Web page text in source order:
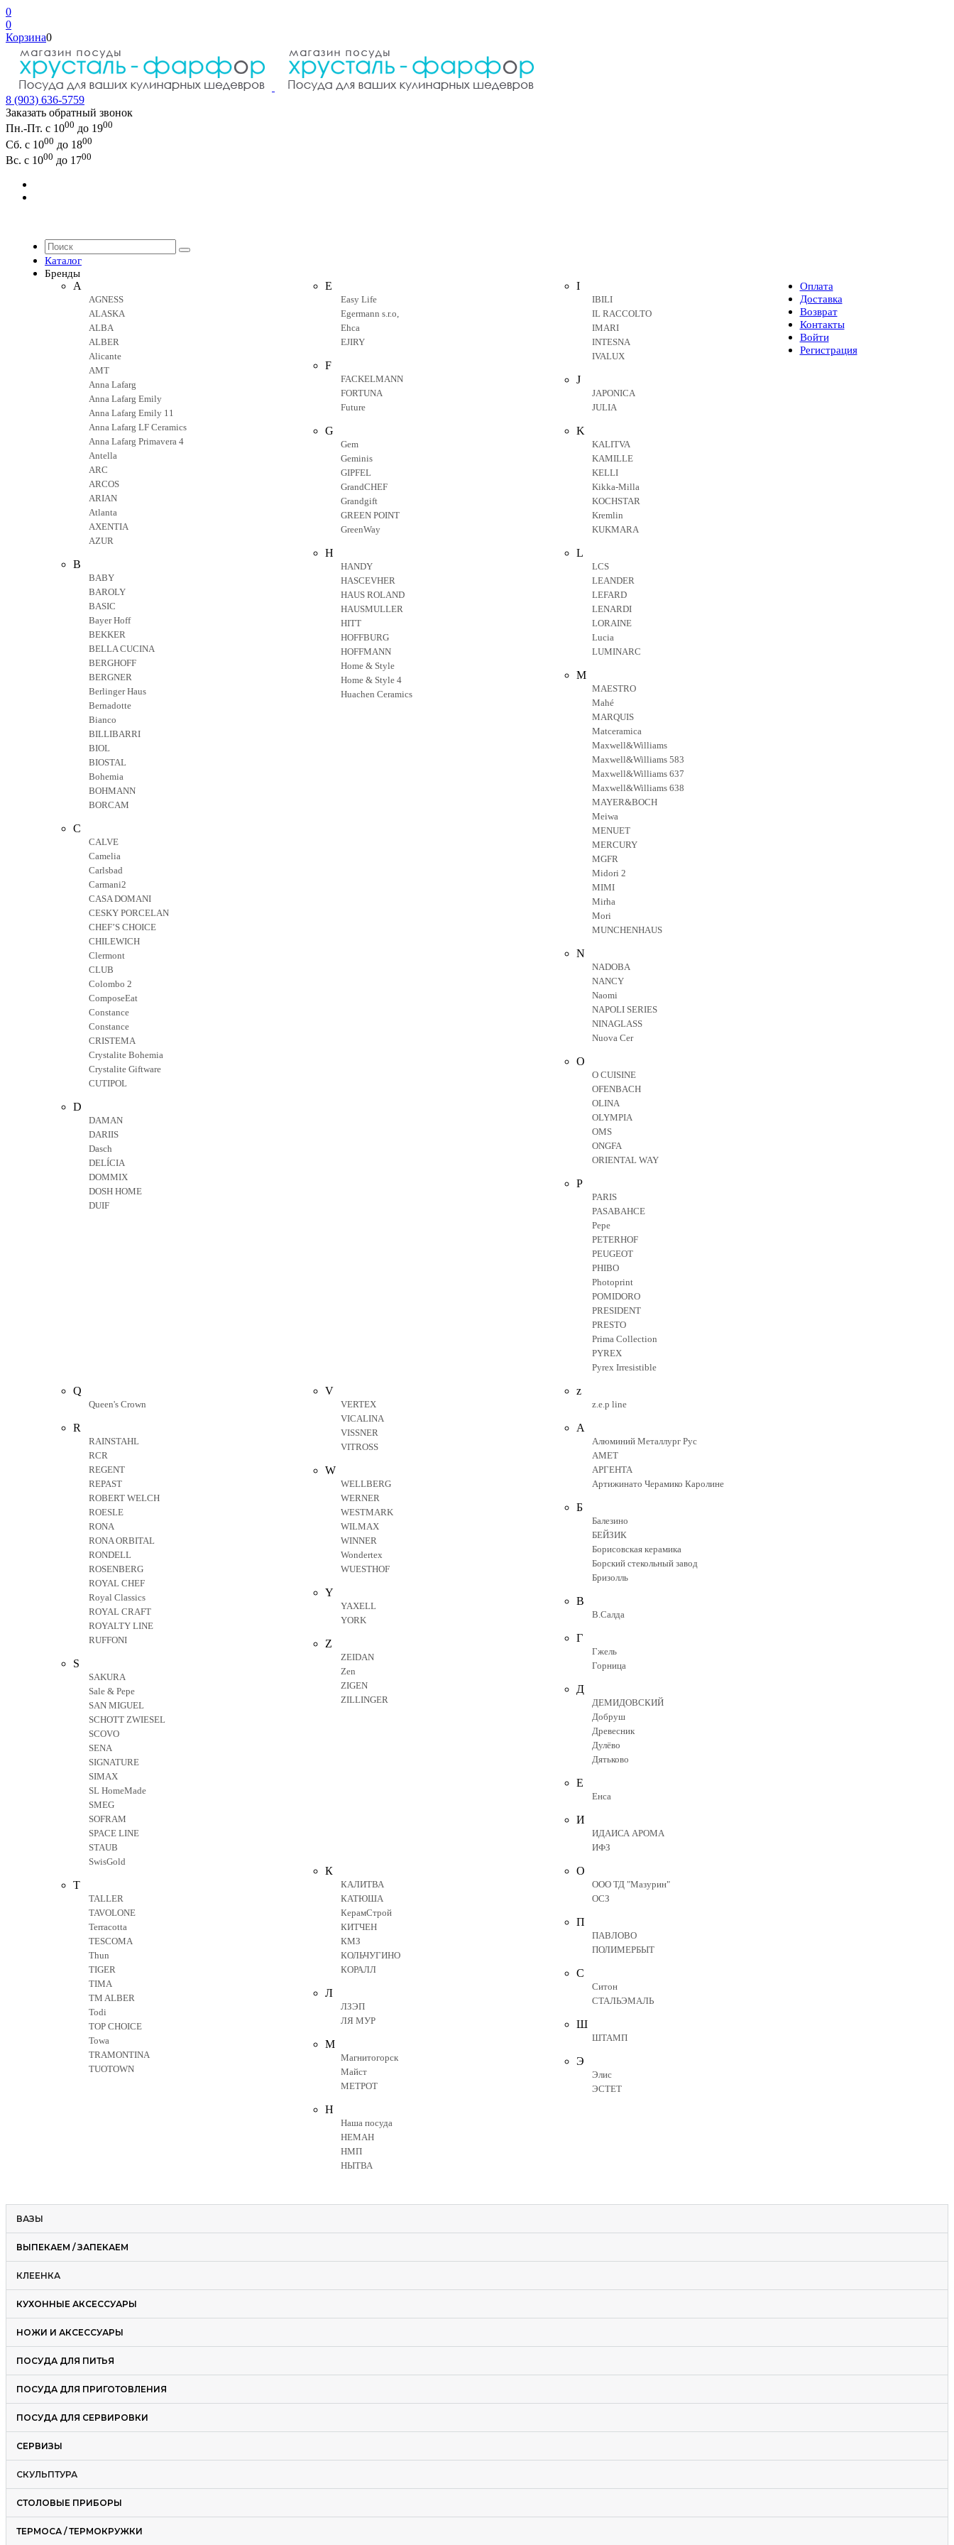
0
0
Корзина0
8 (903) 636-5759
Заказать обратный звонок
Пн.-Пт. с 1000 до 1900
Сб. с 1000 до 1800
Вс. с 1000 до 1700
Каталог
Бренды
A
AGNESS
ALASKA
ALBA
ALBER
Alicante
AMT
Anna Lafarg
Anna Lafarg Emily
Anna Lafarg Emily 11
Anna Lafarg LF Ceramics
Anna Lafarg Primavera 4
Antella
ARC
ARCOS
ARIAN
Atlanta
AXENTIA
AZUR
B
BABY
BAROLY
BASIC
Bayer Hoff
BEKKER
BELLA CUCINA
BERGHOFF
BERGNER
Berlinger Haus
Bernadotte
Bianco
BILLIBARRI
BIOL
BIOSTAL
Bohemia
BOHMANN
BORCAM
C
CALVE
Camelia
Carlsbad
Carmani2
CASA DOMANI
CESKY PORCELAN
CHEF’S CHOICE
CHILEWICH
Clermont
CLUB
Colombo 2
ComposeEat
Constance
Constance
CRISTEMA
Crystalite Bohemia
Crystalite Giftware
CUTIPOL
D
DAMAN
DARIIS
Dasch
DELÍCIA
DOMMIX
DOSH HOME
DUIF
E
Easy Life
Egermann s.r.o,
Ehca
EJIRY
F
FACKELMANN
FORTUNA
Future
G
Gem
Geminis
GIPFEL
GrandCHEF
Grandgift
GREEN POINT
GreenWay
H
HANDY
HASCEVHER
HAUS ROLAND
HAUSMULLER
HITT
HOFFBURG
HOFFMANN
Home & Style
Home & Style 4
Huachen Ceramics
I
IBILI
IL RACCOLTO
IMARI
INTESNA
IVALUX
J
JAPONICA
JULIA
K
KALITVA
KAMILLE
KELLI
Kikka-Milla
KOCHSTAR
Kremlin
KUKMARA
L
LCS
LEANDER
LEFARD
LENARDI
LORAINE
Lucia
LUMINARC
M
MAESTRO
Mahé
MARQUIS
Matceramica
Maxwell&Williams
Maxwell&Williams 583
Maxwell&Williams 637
Maxwell&Williams 638
MAYER&BOCH
Meiwa
MENUET
MERCURY
MGFR
Midori 2
MIMI
Mirha
Mori
MUNCHENHAUS
N
NADOBA
NANCY
Naomi
NAPOLI SERIES
NINAGLASS
Nuova Cer
O
O CUISINE
OFENBACH
OLINA
OLYMPIA
OMS
ONGFA
ORIENTAL WAY
P
PARIS
PASABAHCE
Pepe
PETERHOF
PEUGEOT
PHIBO
Photoprint
POMIDORO
PRESIDENT
PRESTO
Prima Collection
PYREX
Pyrex Irresistible
Q
Queen's Crown
R
RAINSTAHL
RCR
REGENT
REPAST
ROBERT WELCH
ROESLE
RONA
RONA ORBITAL
RONDELL
ROSENBERG
ROYAL CHEF
Royal Classics
ROYAL CRAFT
ROYALTY LINE
RUFFONI
S
SAKURA
Sale & Pepe
SAN MIGUEL
SCHOTT ZWIESEL
SCOVO
SENA
SIGNATURE
SIMAX
SL HomeMade
SMEG
SOFRAM
SPACE LINE
STAUB
SwisGold
T
TALLER
TAVOLONE
Terracotta
TESCOMA
Thun
TIGER
TIMA
TM ALBER
Todi
TOP CHOICE
Towa
TRAMONTINA
TUOTOWN
V
VERTEX
VICALINA
VISSNER
VITROSS
W
WELLBERG
WERNER
WESTMARK
WILMAX
WINNER
Wondertex
WUESTHOF
Y
YAXELL
YORK
Z
ZEIDAN
Zen
ZIGEN
ZILLINGER
z
z.e.p line
А
Алюминий Металлург Рус
АМЕТ
АРГЕНТА
Артижинато Черамико Каролине
Б
Балезино
БЕЙЗИК
Борисовская керамика
Борский стекольный завод
Бризолль
В
В.Салда
Г
Гжель
Горница
Д
ДЕМИДОВСКИЙ
Добруш
Древесник
Дулёво
Дятьково
Е
Енса
И
ИДАИСА АРОМА
ИФЗ
К
КАЛИТВА
КАТЮША
КерамСтрой
КИТЧЕН
КМЗ
КОЛЬЧУГИНО
КОРАЛЛ
Л
ЛЗЭП
ЛЯ МУР
М
Магнитогорск
Майст
МЕТРОТ
Н
Наша посуда
НЕМАН
НМП
НЫТВА
О
ООО ТД "Мазурин"
ОСЗ
П
ПАВЛОВО
ПОЛИМЕРБЫТ
С
Ситон
СТАЛЬЭМАЛЬ
Ш
ШТАМП
Э
Элис
ЭСТЕТ
Оплата
Доставка
Возврат
Контакты
Войти
Регистрация
ВАЗЫ
ВЫПЕКАЕМ / ЗАПЕКАЕМ
КЛЕЕНКА
КУХОННЫЕ АКСЕССУАРЫ
НОЖИ И АКСЕССУАРЫ
ПОСУДА ДЛЯ ПИТЬЯ
ПОСУДА ДЛЯ ПРИГОТОВЛЕНИЯ
ПОСУДА ДЛЯ СЕРВИРОВКИ
СЕРВИЗЫ
СКУЛЬПТУРА
СТОЛОВЫЕ ПРИБОРЫ
ТЕРМОСА / ТЕРМОКРУЖКИ